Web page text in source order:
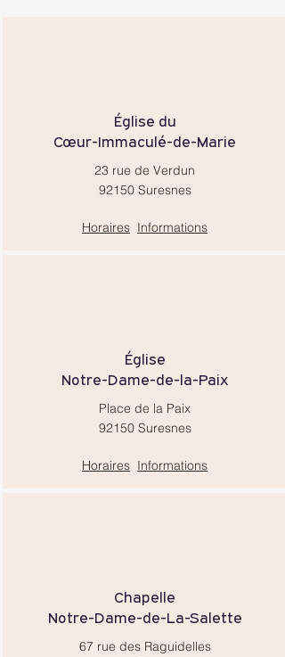
​Église du
Cœur-Immaculé-de-Marie
23 rue de Verdun
92150 Suresnes
Horaires Informations
Église
Notre-Dame-de-la-Paix
Place de la Paix
92150 Suresnes
Horaires Informations
Chapelle
Notre-Dame-de-La-Salette
67 rue des Raguidelles